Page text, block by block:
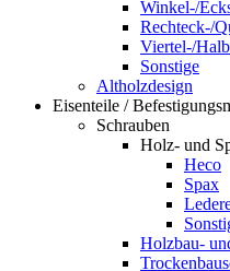
Winkel-/
Rechteck-/
Viertel-/
Sonstige
Altholzdesign
Eisenteile /
Schrauben
Holz- und
Heco
Spax
Holzbau-